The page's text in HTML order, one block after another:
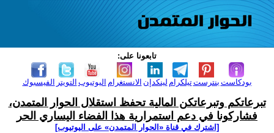
تابعونا على:
الفيسبوك التويتر اليوتيوب الانستغرام لينكدإن تيلكرامبنترست بودكاست
تبرعاتكم وتبرعاتكن المالية تحفظ استقلال الحوار المتمدن،
فشاركونا في دعم استمرارية هذا الفضاء اليساري الحر
[اشترك في قناة ‫«الحوار المتمدن» على اليوتيوب]